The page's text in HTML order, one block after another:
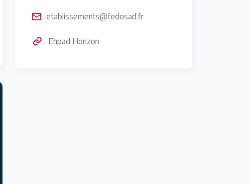
etablissements@fedosad.fr
Ehpad Horizon